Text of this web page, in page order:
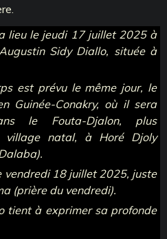
lieu le jeudi 17 juillet 2025 à
Sidy Diallo, située à
est prévu le même jour, le
Guinée-Conakry, où il sera
le Fouta-Djalon, plus
village natal, à Horé Djoly
vendredi 18 juillet 2025, juste
(prière du vendredi).
tient à exprimer sa profonde